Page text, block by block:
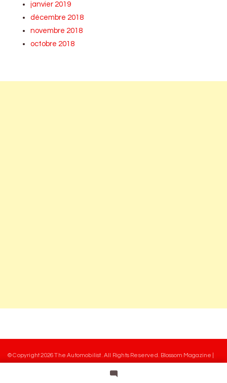
janvier 2019
décembre 2018
novembre 2018
octobre 2018
© Copyright 2026The Automobilist. All Rights Reserved. Blossom Magazine |
Charte des commentaires